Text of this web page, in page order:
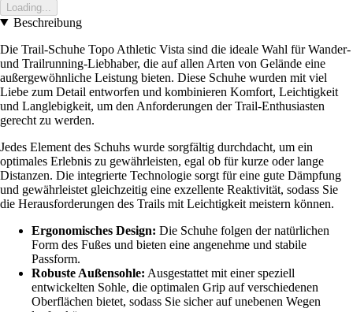
Loading...
Beschreibung
Die Trail-Schuhe Topo Athletic Vista sind die ideale Wahl für Wander-
und Trailrunning-Liebhaber, die auf allen Arten von Gelände eine
außergewöhnliche Leistung bieten. Diese Schuhe wurden mit viel
Liebe zum Detail entworfen und kombinieren Komfort, Leichtigkeit
und Langlebigkeit, um den Anforderungen der Trail-Enthusiasten
gerecht zu werden.
Jedes Element des Schuhs wurde sorgfältig durchdacht, um ein
optimales Erlebnis zu gewährleisten, egal ob für kurze oder lange
Distanzen. Die integrierte Technologie sorgt für eine gute Dämpfung
und gewährleistet gleichzeitig eine exzellente Reaktivität, sodass Sie
die Herausforderungen des Trails mit Leichtigkeit meistern können.
Ergonomisches Design: Die Schuhe folgen der natürlichen
Form des Fußes und bieten eine angenehme und stabile
Passform.
Robuste Außensohle: Ausgestattet mit einer speziell
entwickelten Sohle, die optimalen Grip auf verschiedenen
Oberflächen bietet, sodass Sie sicher auf unebenen Wegen